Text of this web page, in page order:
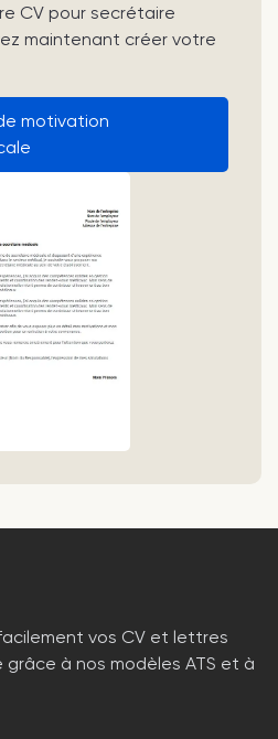
CV pour secrétaire
maintenant créer votre
motivation
vos CV et lettres
à nos modèles ATS et à